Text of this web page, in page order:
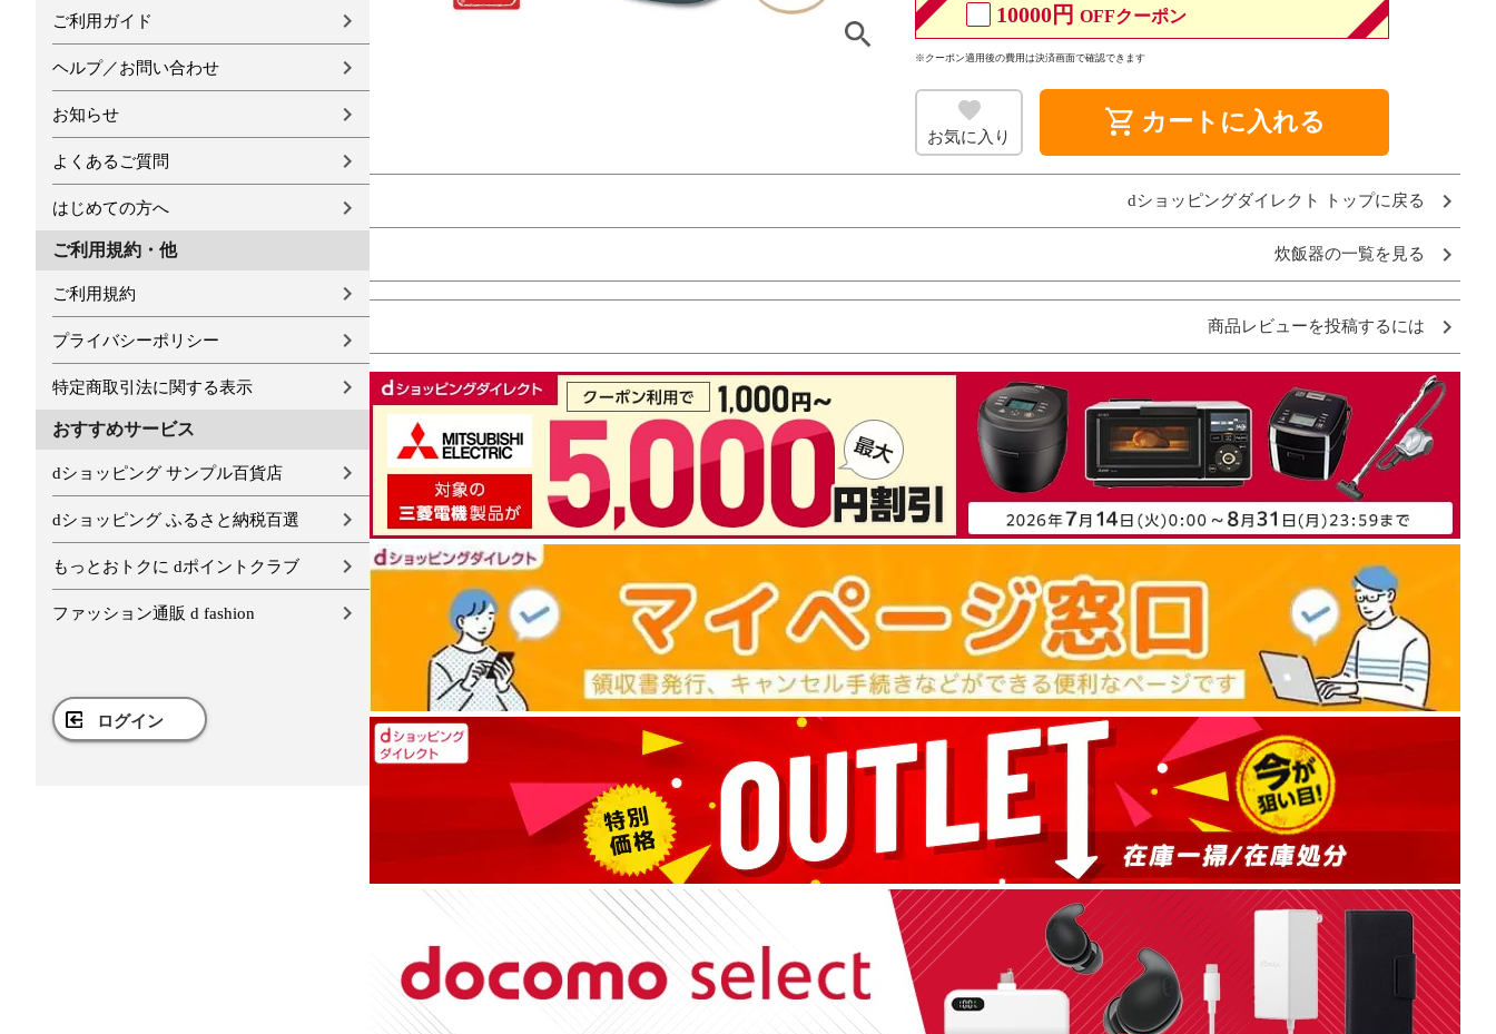
ご利用ガイド
ヘルプ／お問い合わせ
お知らせ
よくあるご質問
はじめての方へ
ご利用規約・他
ご利用規約
プライバシーポリシー
特定商取引法に関する表示
おすすめサービス
dショッピング サンプル百貨店
dショッピング ふるさと納税百選
もっとおトクに dポイントクラブ
ファッション通販 d fashion
ログイン
10000円 OFFクーポン
※クーポン適用後の費用は決済画面で確認できます
お気に入り shopping_cart カートに入れる
dショッピングダイレクト トップに戻る
炊飯器の一覧を見る
商品レビューを投稿するには